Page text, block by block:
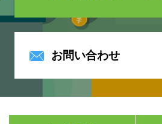
お問い合わせ